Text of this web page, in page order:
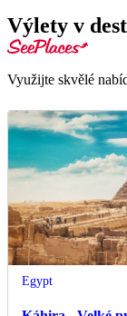
Výlety v
Využijte skvělé
Egypt